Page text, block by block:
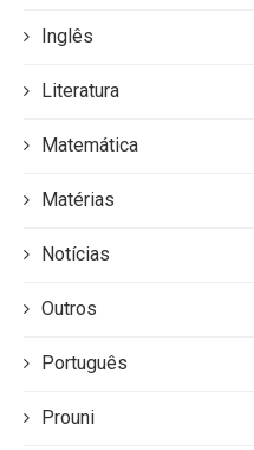
Inglês
Literatura
Matemática
Matérias
Notícias
Outros
Português
Prouni